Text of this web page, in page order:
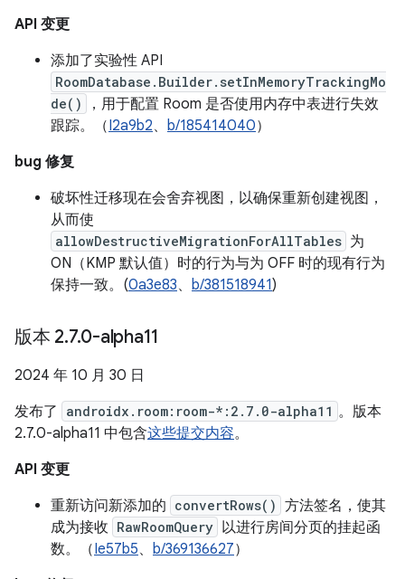
API 变更
添加了实验性 API
RoomDatabase.Builder.setInMemoryTrackingMo
de()
，用于配置 Room 是否使用内存中表进行失效
跟踪。（I2a9b2、 b/185414040）
bug 修复
破坏性迁移现在会舍弃视图，以确保重新创建视图，
从而使
allowDestructiveMigrationForAllTables 为
ON（KMP 默认值）时的行为与为 OFF 时的现有行为
保持一致。(0a3e83、 b/381518941)
版本 2.7.0-alpha11
2024 年 10 月 30 日
发布了
androidx.room:room-*:2.7.0-alpha11 。版本
2.7.0-alpha11 中包含这些提交内容。
API 变更
重新访问新添加的 convertRows() 方法签名，使其
成为接收 RawRoomQuery 以进行房间分页的挂起函
数。（Ie57b5、 b/369136627）